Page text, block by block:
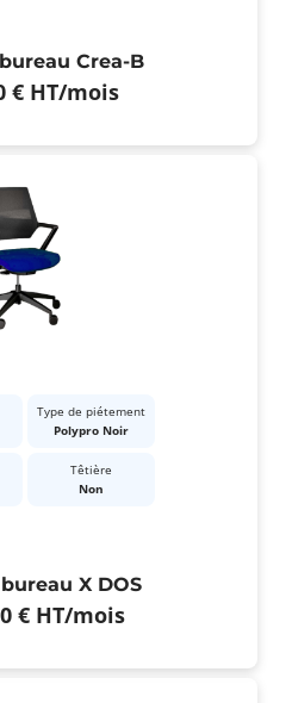
Crea-B
€ HT/mois
Type de piétement
Polypro Noir
Têtière
Non
X DOS
€ HT/mois